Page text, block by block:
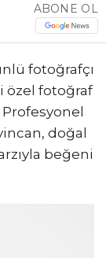
ABONE OL
fotoğrafçı
özel fotoğraf
doğal
beğeni